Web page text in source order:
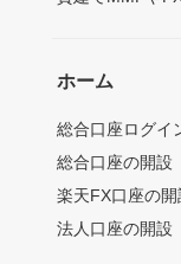
ホーム
総合口座ログイ
総合口座の開設
楽天FX口座の開
法人口座の開設